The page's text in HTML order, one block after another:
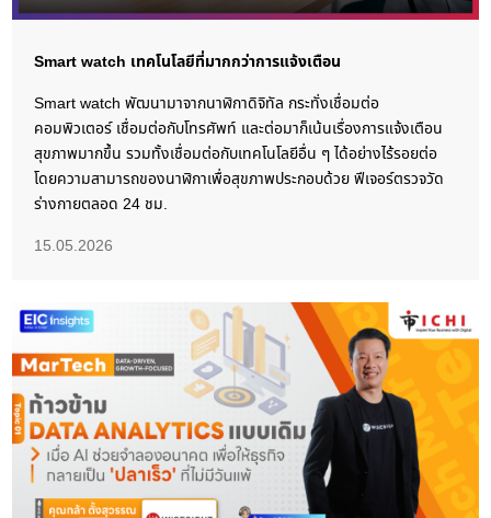
Smart watch เทคโนโลยีที่มากกว่าการแจ้งเตือน
Smart watch พัฒนามาจากนาฬิกาดิจิทัล กระทั่งเชื่อมต่อ
คอมพิวเตอร์ เชื่อมต่อกับโทรศัพท์ และต่อมาก็เน้นเรื่องการแจ้งเตือน
สุขภาพมากขึ้น รวมทั้งเชื่อมต่อกับเทคโนโลยีอื่น ๆ ได้อย่างไร้รอยต่อ
โดยความสามารถของนาฬิกาเพื่อสุขภาพประกอบด้วย ฟีเจอร์ตรวจวัด
ร่างกายตลอด 24 ชม.
15.05.2026